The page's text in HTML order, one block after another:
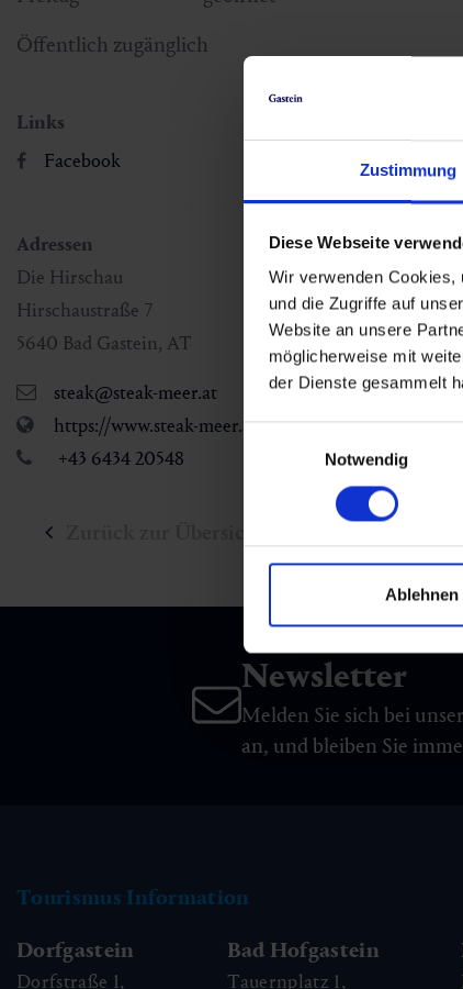
Zustimmung
Diese Webseite
Wir verwenden Cookies,
und die Zugriffe auf
Website an unsere
möglicherweise mit
der Dienste gesammelt
Notwendig
Ablehnen
Öffentlich zugänglich
Links
Facebook
Adressen
Die Hirschau
Hirschaustraße 7
5640 Bad Gastein, AT
steak@steak-meer.at
https://www.steak-meer.at/
+43 6434 20548
Newsletter
Melden Sie sich bei
an, und bleiben Sie
Tourismus Information
Dorfgastein
Dorfstraße 1,
Bad Hofgastein
Tauernplatz 1,